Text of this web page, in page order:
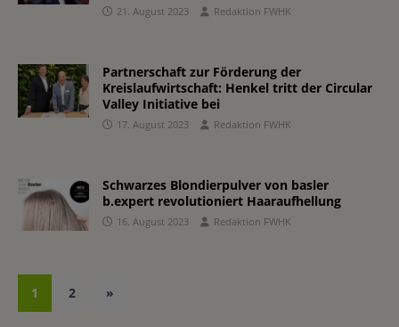
21. August 2023 Redaktion FWHK
Partnerschaft zur Förderung der
Kreislaufwirtschaft: Henkel tritt der Circular
Valley Initiative bei
17. August 2023 Redaktion FWHK
Schwarzes Blondierpulver von basler
b.expert revolutioniert Haaraufhellung
16. August 2023 Redaktion FWHK
1 2 »